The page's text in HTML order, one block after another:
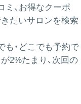
ミ、お得なクーポ
きたいサロンを検索
も・どこでも予約で
2%たまり、次回の